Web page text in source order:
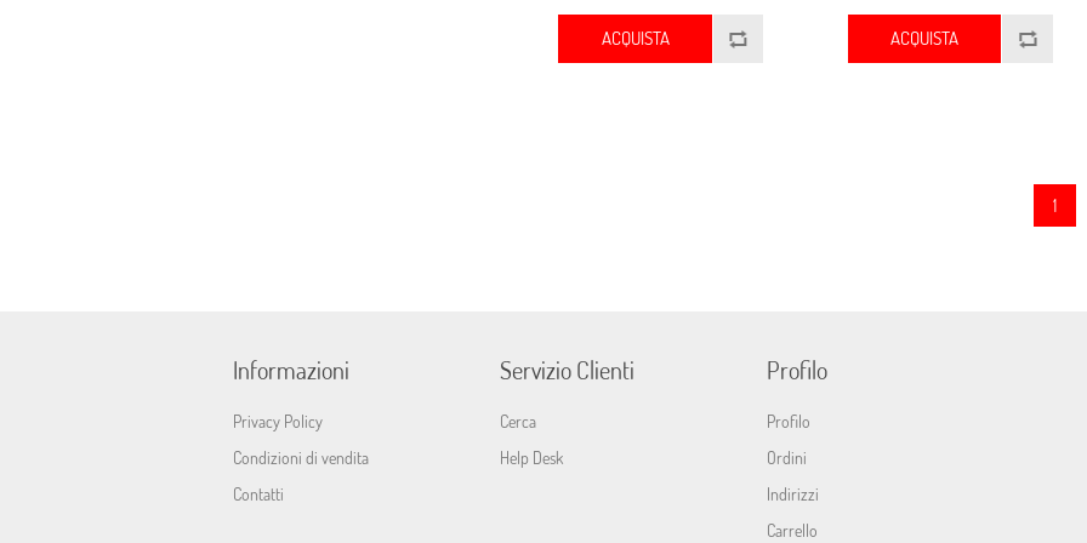
ACQUISTA ACQUISTA
1
Informazioni
Privacy Policy
Condizioni di vendita
Contatti
Servizio Clienti
Cerca
Help Desk
Profilo
Profilo
Ordini
Indirizzi
Carrello